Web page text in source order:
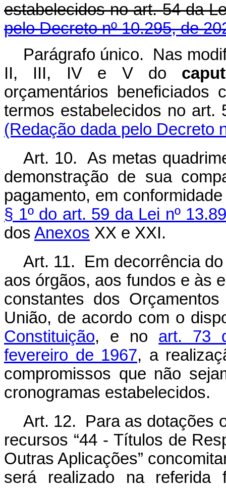
estabelecidos no art. 54 da
pelo Decreto nº 10.295, de
Parágrafo único. Nas
II, III, IV e V do caput
orçamentários beneficiados
termos estabelecidos no
(Redação dada pelo Decreto
Art. 10. As metas
demonstração de sua
pagamento, em
§ 1º do art. 59 da Lei nº
dos Anexos XX e XXI.
Art. 11. Em decorrência
aos órgãos, aos fundos e às
constantes dos
União, de acordo com o
Constituição, e no art. 73
fevereiro de 1967, a
compromissos que não
cronogramas estabelecidos.
Art. 12. Para as dotações
recursos “44 - Títulos de
Outras Aplicações”
será realizado na referida